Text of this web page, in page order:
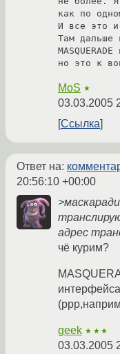
как по
И все это и
Там дальше
MoS ★
03.03.2005
Ссылка
Ответ на:
20:56:10 +00:00
адрес
чё курим?
geek ★★★
03.03.2005